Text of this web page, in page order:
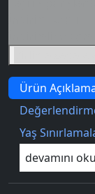
Ürün
Yaş
devamını